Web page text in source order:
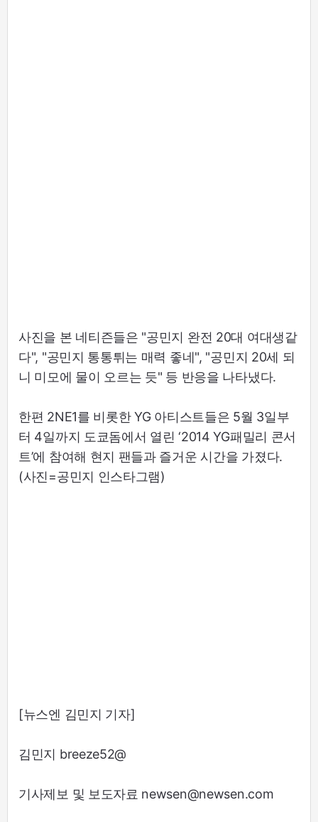
사진을 본 네티즌들은 "공민지 완전 20대 여대생같
다", "공민지 통통튀는 매력 좋네", "공민지 20세 되
니 미모에 물이 오르는 듯" 등 반응을 나타냈다.
한편 2NE1를 비롯한 YG 아티스트들은 5월 3일부
터 4일까지 도쿄돔에서 열린 ‘2014 YG패밀리 콘서
트’에 참여해 현지 팬들과 즐거운 시간을 가졌다.
(사진=공민지 인스타그램)
[뉴스엔 김민지 기자]
김민지 breeze52@
기사제보 및 보도자료 newsen@newsen.com